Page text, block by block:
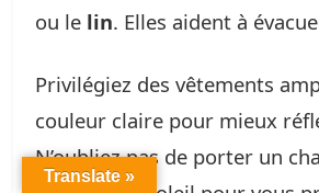
ou le lin. Elles aident à
Privilégiez des vêtements
couleur claire pour mieux
N’oubliez pas de porter un
Translate »